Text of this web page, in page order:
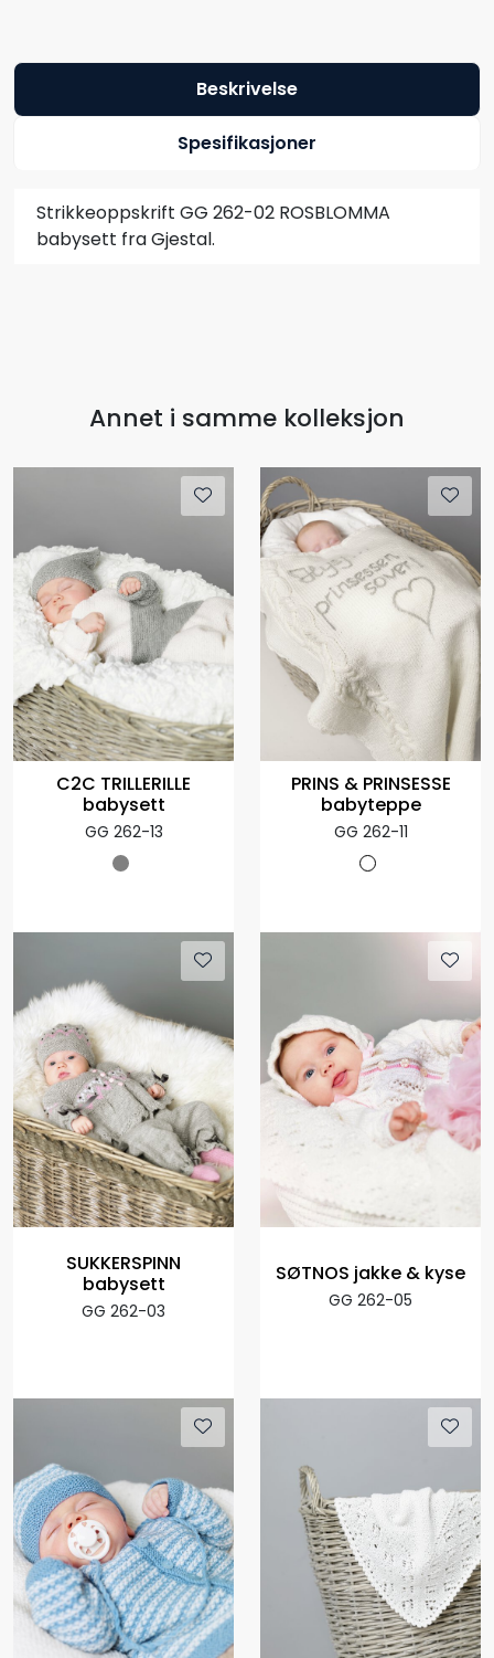
Beskrivelse
Spesifikasjoner
Strikkeoppskrift GG 262-02 ROSBLOMMA
babysett fra Gjestal.
Annet i samme kolleksjon
C2C TRILLERILLE
babysett
GG 262-13
PRINS & PRINSESSE
babyteppe
GG 262-11
SUKKERSPINN
babysett
GG 262-03
SØTNOS jakke & kyse
GG 262-05